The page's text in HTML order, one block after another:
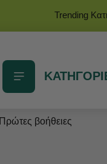
Trending
Πρώτες βοήθειες